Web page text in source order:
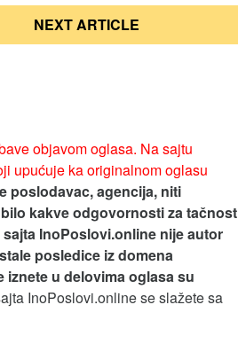
NEXT ARTICLE
objavom oglasa. Na sajtu
upućuje ka originalnom oglasu
poslodavac, agencija, niti
kakve odgovornosti za tačnost
InoPoslovi.online nije autor
posledice iz domena
u delovima oglasa su
InoPoslovi.online se slažete sa